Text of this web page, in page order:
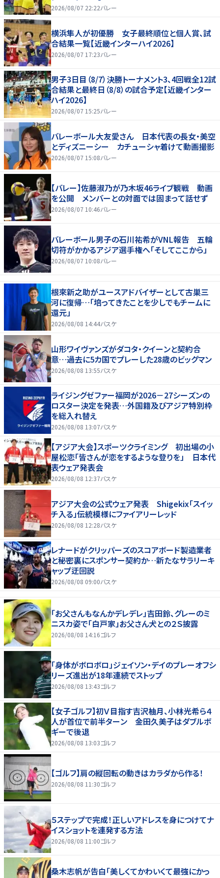
2026/08/07 22:22バレー
横浜隼人が初優勝 女子最終順位と個人賞、試
合結果一覧【近畿インターハイ2026】
2026/08/07 17:23バレー
男子3日目（8/7）決勝トーナメント3、4回戦全12試
合結果と最終日（8/8）の試合予定【近畿インター
ハイ2026】
2026/08/07 15:25バレー
バレーボール大友愛さん 日本代表の長女・美空
とディズニーシー カチューシャ着けて動画撮影
2026/08/07 15:08バレー
【バレー】佐藤淑乃が乃木坂46ライブ観戦 動画
を公開 メンバーとの対面では固まって話せず
2026/08/07 10:46バレー
バレーボール男子の石川祐希がVNL報告 五輪
切符がかかるアジア選手権へ「そしてここから」
2026/08/07 10:08バレー
根來新之助がユースアドバイザーとして古巣三
河に復帰…「培ってきたことを少しでもチームに
還元」
2026/08/08 14:44バスケ
山形ワイヴァンズがダコタ・クイーンと契約合
意…過去に5カ国でプレーした28歳のビッグマン
2026/08/08 13:55バスケ
ライジングゼファー福岡が2026－27シーズンの
ロスター決定を発表…外国籍及びアジア特別枠
を総入れ替え
2026/08/08 13:07バスケ
【アジア大会】スポーツクライミング 初出場の小
屋松恋「皆さんが恋をするような登りを」 日本代
表ウェア発表会
2026/08/08 12:37バスケ
アジア大会の公式ウェア発表 Shigekix「スイッ
チ入る」伝統模様にファイアリーレッド
2026/08/08 12:28バスケ
レナードがクリッパーズのスコアボード製造業者
と秘密裏にスポンサー契約か‬…新たなサラリーキ
ャップ迂回説
2026/08/08 09:00バスケ
「お父さんもなんかデレデレ」吉田鈴、グレーのミ
ニスカ姿で「白戸家」お父さん犬との２Ｓ披露
2026/08/08 14:16ゴルフ
「身体がボロボロ」ジェイソン・デイのプレーオフシ
リーズ進出が18年連続でストップ
2026/08/08 13:43ゴルフ
【女子ゴルフ】初Ｖ目指す吉沢柚月、小林光希ら４
人が首位で前半ターン 金田久美子はダブルボ
ギーで後退
2026/08/08 13:03ゴルフ
【ゴルフ】肩の縦回転の動きはカラダから作る！
2026/08/08 11:30ゴルフ
５ステップで完成！正しいアドレスを身につけてナ
イスショットを連発する方法
2026/08/08 11:00ゴルフ
桑木志帆が告白「美しくてかわいくて最強にかっ